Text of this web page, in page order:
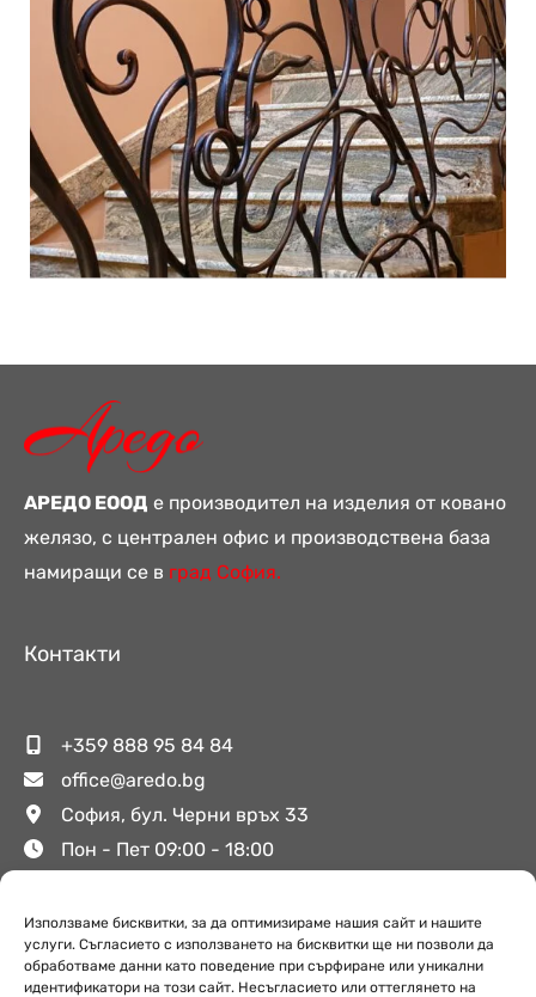
Използваме бисквитки, за да оптимизираме нашия сайт и нашите
услуги. Съгласието с използването на бисквитки ще ни позволи да
обработваме данни като поведение при сърфиране или уникални
идентификатори на този сайт. Несъгласието или оттеглянето на
АРЕДО ЕООД е производител на изделия от ковано
желязо, с централен офис и производствена база
намиращи се в град София.
Контакти
+359 888 95 84 84
office@aredo.bg
София, бул. Черни връх 33
Пон - Пет 09:00 - 18:00
Полезни връзки